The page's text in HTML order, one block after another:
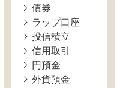
債券
ラップ口座
投信積立
信用取引
円預金
外貨預金